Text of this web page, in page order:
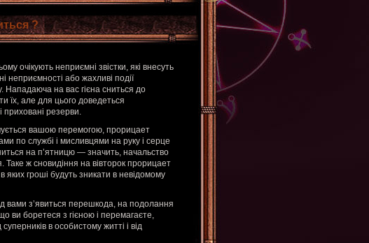
?
очікують неприємні звістки, які внесуть
неприємності або жахливі події
Нападаюча на вас гієна сниться до
їх, але для цього доведеться
приховані резерви.
вашою перемогою, прорицает
по службі і мисливцями на руку і серце
на п’ятницю — значить, начальство
Таке ж сновидіння на вівторок прорицает
яких гроші будуть зникати в невідомому
вами з’явиться перешкода, на подолання
ви боретеся з гієною і перемагаєте,
в особистому житті і від